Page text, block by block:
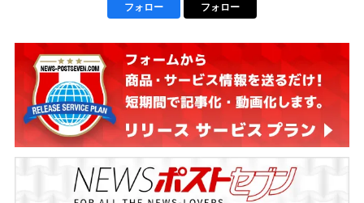
フォロー フォロー